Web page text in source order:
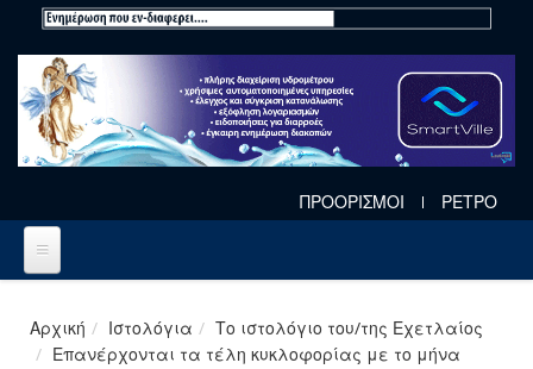
ΠΡΟΟΡΙΣΜΟΙ ΡΕΤΡΟ
Αρχική Ιστολόγια
Το ιστολόγιο του/της Εχετλαίος
Επανέρχονται τα τέλη κυκλοφορίας με το μήνα